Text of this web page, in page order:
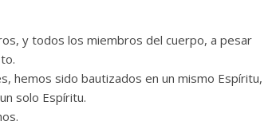
y todos los miembros del cuerpo, a pesar
hemos sido bautizados en un mismo Espíritu,
solo Espíritu.